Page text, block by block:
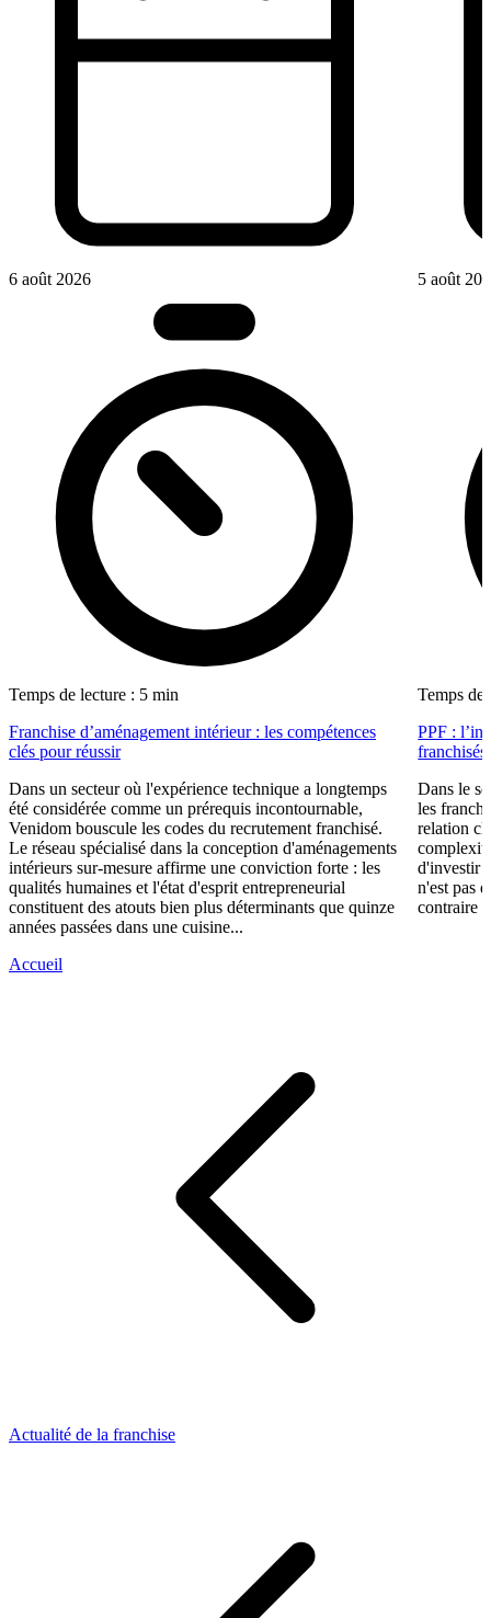
6 août 2026
Temps de lecture : 5 min
Franchise d’aménagement intérieur : les compétences
clés pour réussir
Dans un secteur où l'expérience technique a longtemps
été considérée comme un prérequis incontournable,
Venidom bouscule les codes du recrutement franchisé.
Le réseau spécialisé dans la conception d'aménagements
intérieurs sur-mesure affirme une conviction forte : les
qualités humaines et l'état d'esprit entrepreneurial
constituent des atouts bien plus déterminants que quinze
années passées dans une cuisine...
5 août
Temps de
PPF :
franchisés
Dans le
les
relation
d'investir
n'est pas
contraire
Accueil
Actualité de la franchise